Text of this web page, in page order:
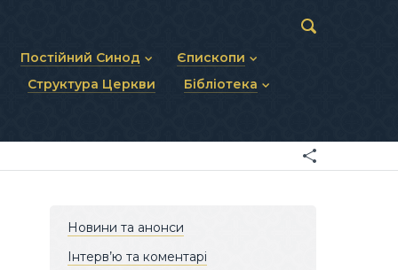
Постійний Синод
Статут Постійного Синоду
Єпископи
Діючі єпископи
Структура Церкви Бібліотека
Матеріали Синодів
Новини та анонси
Інтерв’ю та коментарі